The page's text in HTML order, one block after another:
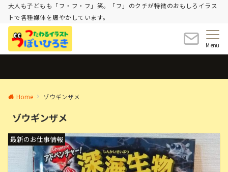
大人も子どもも「フ・フ・フ」笑。「フ」のクチが特徴のおもしろイラス
トで各種媒体を賑やかしています。
Menu
Home ゾウギンザメ
ゾウギンザメ
最新のお仕事情報